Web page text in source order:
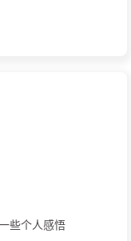
些个人感悟